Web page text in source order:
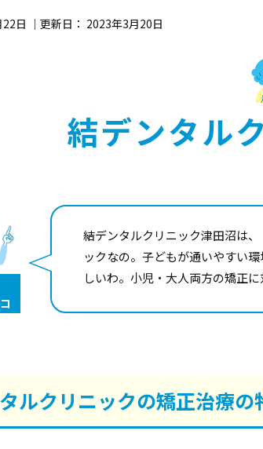
日 ｜更新日： 2023年3月20日
結デンタル
結デンタルクリニック津田沼は
ックなの。子どもが通いやすい
しいわ。小児・大人両方の矯正
ルクリニックの矯正治療の